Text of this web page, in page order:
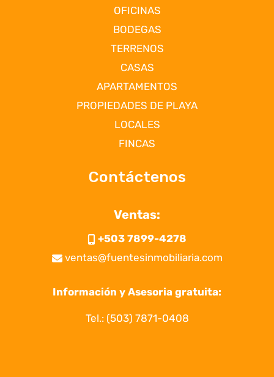
OFICINAS
BODEGAS
TERRENOS
CASAS
APARTAMENTOS
PROPIEDADES DE PLAYA
LOCALES
FINCAS
Contáctenos
Ventas:
+503 7899-4278
ventas@fuentesinmobiliaria.com
Información y Asesoria gratuita:
Tel.: (503) 7871-0408